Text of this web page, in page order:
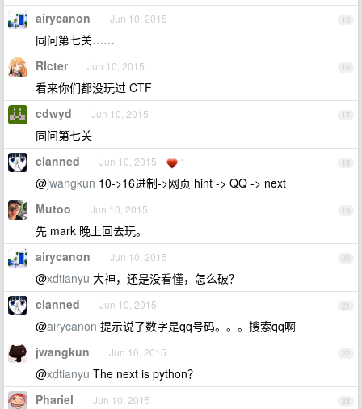
15
airycanon Jun 10, 2015
同问第七关……
16
RIcter Jun 10, 2015
看来你们都没玩过 CTF
17
cdwyd Jun 10, 2015
同问第七关
18
clanned Jun 10, 2015 1
@jwangkun 10->16进制->网页 hint -> QQ -> next
19
Mutoo Jun 10, 2015
先 mark 晚上回去玩。
20
airycanon Jun 10, 2015
@xdtianyu 大神，还是没看懂，怎么破？
21
clanned Jun 10, 2015
@airycanon 提示说了数字是qq号码。。。搜索qq啊
22
jwangkun Jun 10, 2015
@xdtianyu The next is python？
23
Phariel Jun 10, 2015